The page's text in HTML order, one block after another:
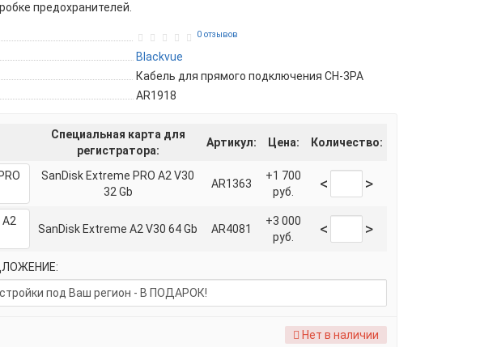
предохранителей.
0 отзывов
Blackvue
Кабель для прямого подключения CH-3PA
AR1918
Специальная карта для
регистратора:
Артикул: Цена: Количество:
SanDisk Extreme PRO A2 V30
32 Gb
AR1363
+1 700
руб.
< >
SanDisk Extreme A2 V30 64 Gb AR4081
+3 000
руб.
< >
Нет в наличии